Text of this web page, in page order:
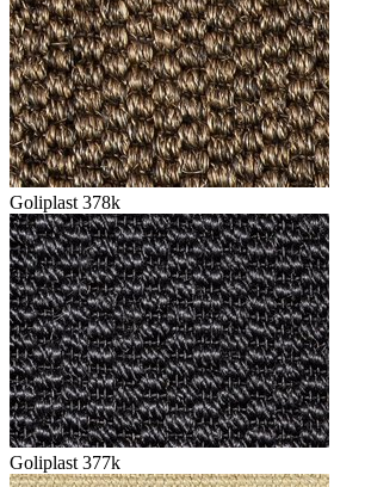
Goliplast 378k
Goliplast 377k